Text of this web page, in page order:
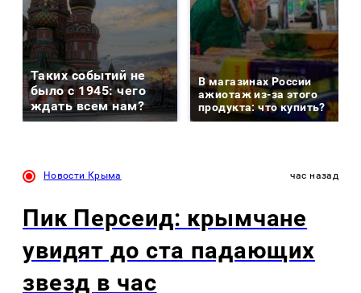
Таких событий не
было с 1945: чего
ждать всем нам?
В магазинах России
ажиотаж из-за этого
продукта: что купить?
Новости Крыма час назад
Пик Персеид: крымчане
увидят до ста падающих
звезд в час